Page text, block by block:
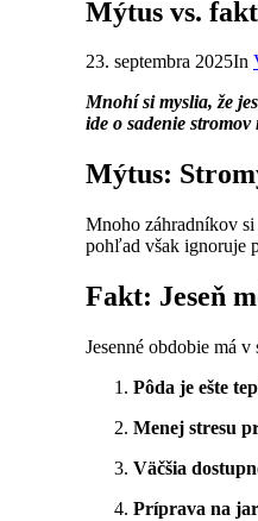
Mýtus vs.
23. septembra 2025In
Mnohí si myslia, že
ide o sadenie stromov
Mýtus:
Mnoho záhradníkov si
pohľad však ignoruje
Fakt: Jeseň
Jesenné obdobie má
Pôda je ešte
Menej stresu
Väčšia
Príprava na jar